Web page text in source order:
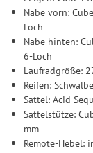
Nabe vorn:
Loch
Nabe hinten:
6-Loch
Laufradgröße:
Reifen:
Sattel: Acid
Sattelstütze:
mm
Remote-Hebel: